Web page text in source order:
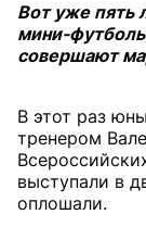
Вот уже пять
мини-
совершают
В этот раз
тренером
выступали в
оплошали.